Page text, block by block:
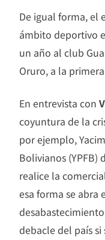
De igual forma, el
ámbito deportivo
un año al club
Oruro, a la
En entrevista con
coyuntura de la
por ejemplo,
Bolivianos (YPFB)
realice la
esa forma se abra
debacle del país